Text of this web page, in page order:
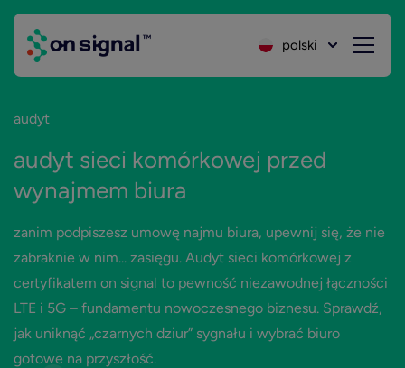
polski
audyt
audyt sieci komórkowej przed
wynajmem biura
zanim podpiszesz umowę najmu biura, upewnij się, że nie
zabraknie w nim... zasięgu. Audyt sieci komórkowej z
certyfikatem on signal to pewność niezawodnej łączności
LTE i 5G – fundamentu nowoczesnego biznesu. Sprawdź,
jak uniknąć „czarnych dziur” sygnału i wybrać biuro
gotowe na przyszłość.